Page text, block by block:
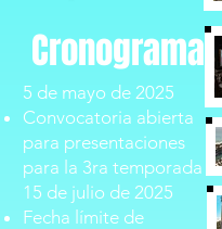
Cronograma
5 de mayo de 2025
Convocatoria abierta
para presentaciones
para la 3ra temporada
15 de julio de 2025
Fecha límite de